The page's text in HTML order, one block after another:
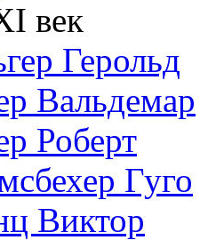
век
Герольд
Вальдемар
Роберт
Гуго
Виктор